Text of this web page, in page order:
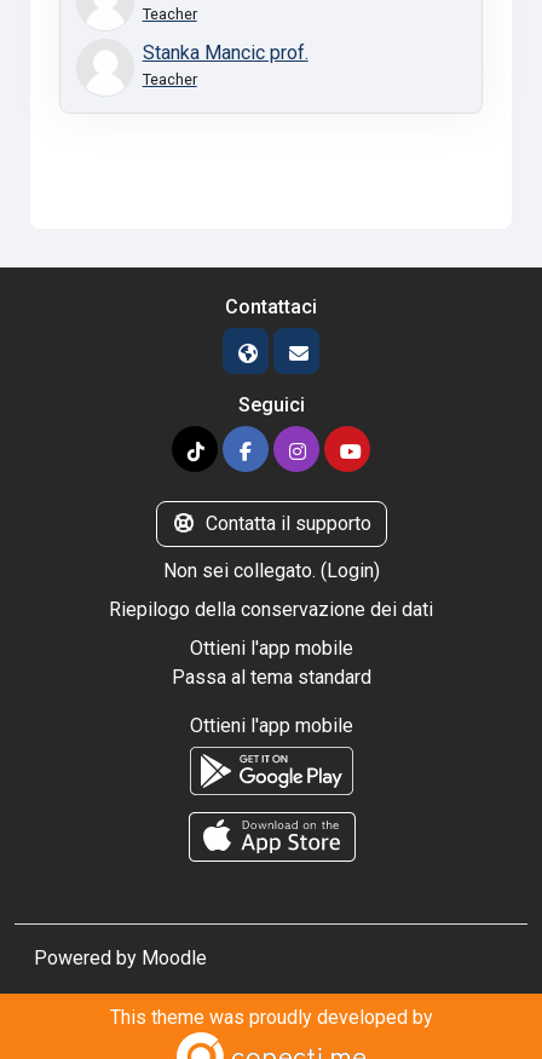
Teacher
Stanka Mancic prof.
Teacher
Contattaci
Seguici
Contatta il supporto
Non sei collegato. (Login)
Riepilogo della conservazione dei dati
Ottieni l'app mobile
Passa al tema standard
Ottieni l'app mobile
Powered by Moodle
This theme was proudly developed by